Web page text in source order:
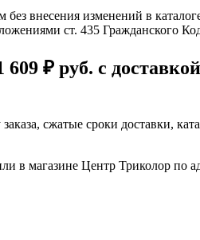
внесения изменений в
ст. 435 Гражданского
₽ руб. с
сжатые сроки доставки,
в магазине Центр Триколор по